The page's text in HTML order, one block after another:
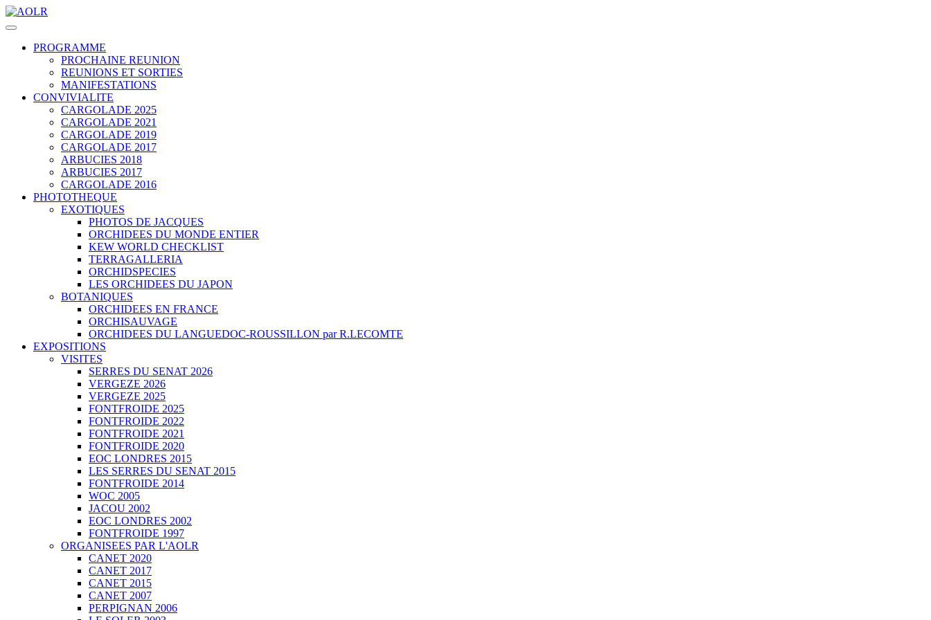
PROGRAMME
PROCHAINE REUNION
REUNIONS ET SORTIES
MANIFESTATIONS
CONVIVIALITE
CARGOLADE 2025
CARGOLADE 2021
CARGOLADE 2019
CARGOLADE 2017
ARBUCIES 2018
ARBUCIES 2017
CARGOLADE 2016
PHOTOTHEQUE
EXOTIQUES
PHOTOS DE JACQUES
ORCHIDEES DU MONDE ENTIER
KEW WORLD CHECKLIST
TERRAGALLERIA
ORCHIDSPECIES
LES ORCHIDEES DU JAPON
BOTANIQUES
ORCHIDEES EN FRANCE
ORCHISAUVAGE
ORCHIDEES DU LANGUEDOC-ROUSSILLON par R.LECOMTE
EXPOSITIONS
VISITES
SERRES DU SENAT 2026
VERGEZE 2026
VERGEZE 2025
FONTFROIDE 2025
FONTFROIDE 2022
FONTFROIDE 2021
FONTFROIDE 2020
EOC LONDRES 2015
LES SERRES DU SENAT 2015
FONTFROIDE 2014
WOC 2005
JACOU 2002
EOC LONDRES 2002
FONTFROIDE 1997
ORGANISEES PAR L'AOLR
CANET 2020
CANET 2017
CANET 2015
CANET 2007
PERPIGNAN 2006